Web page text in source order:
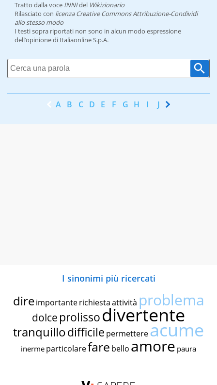
Tratto dalla voce INNIdel Wikizionario
Rilasciato con licenza Creative Commons Attribuzione-Condividi
allo stesso modo
I testi sopra riportati non sono in alcun modo espressione
dell’opinione di Italiaonline S.p.A.
A B C D E F G H I J K
I sinonimi più ricercati
dire importante richiestaattività problema
dolce prolissodivertente
tranquillodifficile permettereacume
inerme particolarefare bello amore paura